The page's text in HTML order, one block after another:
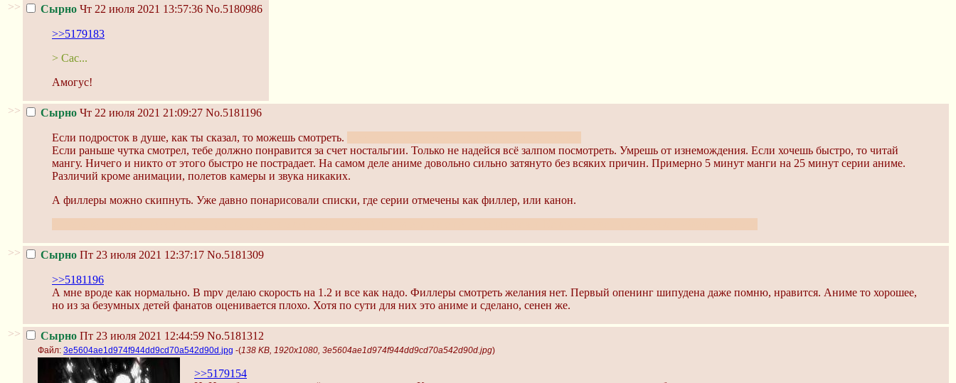
>> Сырно Чт 22 июля 2021 13:57:36 No.5180986
>>5179183
> Сас...
Амогус!
>> Сырно Чт 22 июля 2021 21:09:27 No.5181196
Если подросток в душе, как ты сказал, то можешь смотреть.
Если раньше чутка смотрел, тебе должно понравится за счет ностальгии. Только не надейся всё залпом посмотреть. Умрешь от изнемождения. Если хочешь быстро, то читай
мангу. Ничего и никто от этого быстро не пострадает. На самом деле аниме довольно сильно затянуто без всяких причин. Примерно 5 минут манги на 25 минут серии аниме.
Различий кроме анимации, полетов камеры и звука никаких.
А филлеры можно скипнуть. Уже давно понарисовали списки, где серии отмечены как филлер, или канон.
>> Сырно Пт 23 июля 2021 12:37:17 No.5181309
>>5181196
А мне вроде как нормально. В mpv делаю скорость на 1.2 и все как надо. Филлеры смотреть желания нет. Первый опенинг шипудена даже помню, нравится. Аниме то хорошее,
но из за безумных детей фанатов оценивается плохо. Хотя по сути для них это аниме и сделано, сенен же.
>> Сырно Пт 23 июля 2021 12:44:59 No.5181312
Файл: 3e5604ae1d974f944dd9cd70a542d90d.jpg -(138 KB, 1920x1080, 3e5604ae1d974f944dd9cd70a542d90d.jpg)
>>5179154